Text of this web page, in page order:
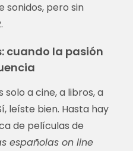
sonidos, pero sin
cuando la pasión
solo a cine, a libros, a
leíste bien. Hasta hay
de películas de
españolas on line